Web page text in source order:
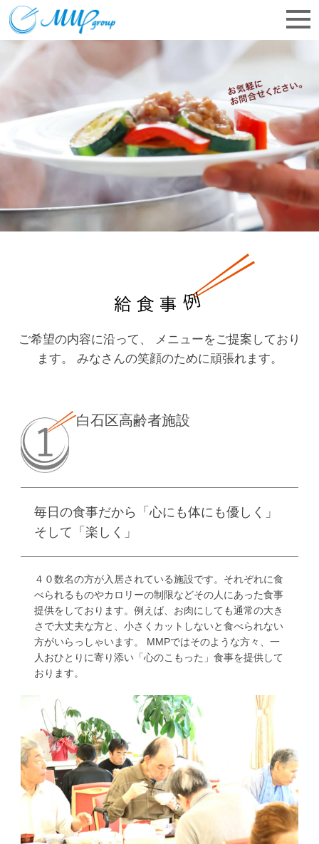
ご希望の内容に沿って、 メニューをご提案しており
ます。 みなさんの笑顔のために頑張れます。
白石区高齢者施設
毎日の食事だから「心にも体にも優しく」
そして「楽しく」
４０数名の方が入居されている施設です。それぞれに食
べられるものやカロリーの制限などその人にあった食事
提供をしております。例えば、お肉にしても通常の大き
さで大丈夫な方と、小さくカットしないと食べられない
方がいらっしゃいます。 MMPではそのような方々、一
人おひとりに寄り添い「心のこもった」食事を提供して
おります。